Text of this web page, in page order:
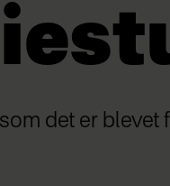
det er blevet